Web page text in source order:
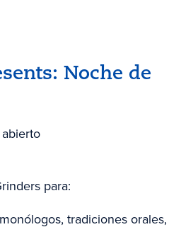
Noche de
para:
tradiciones orales,